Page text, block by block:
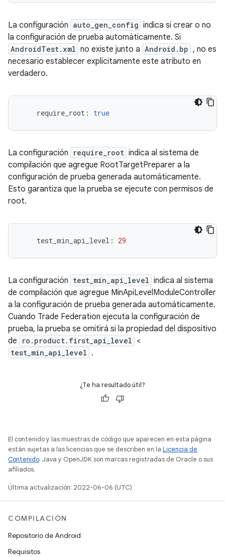
La configuración auto_gen_config indica si crear o no
la configuración de prueba automáticamente. Si
AndroidTest.xml no existe junto a Android.bp , no es
necesario establecer explícitamente este atributo en
verdadero.
require_root : true
La configuración require_root indica al sistema de
compilación que agregue RootTargetPreparer a la
configuración de prueba generada automáticamente.
Esto garantiza que la prueba se ejecute con permisos de
root.
test_min_api_level : 29
La configuración test_min_api_level indica al sistema
de compilación que agregue MinApiLevelModuleController
a la configuración de prueba generada automáticamente.
Cuando Trade Federation ejecuta la configuración de
prueba, la prueba se omitirá si la propiedad del dispositivo
de
ro.product.first_api_level <
test_min_api_level .
¿Te ha resultado útil?
El contenido y las muestras de código que aparecen en esta página
están sujetas a las licencias que se describen en la Licencia de
Contenido. Java y OpenJDK son marcas registradas de Oracle o sus
afiliados.
Última actualización: 2022-06-06 (UTC)
COMPILACIÓN
Repositorio de Android
Requisitos